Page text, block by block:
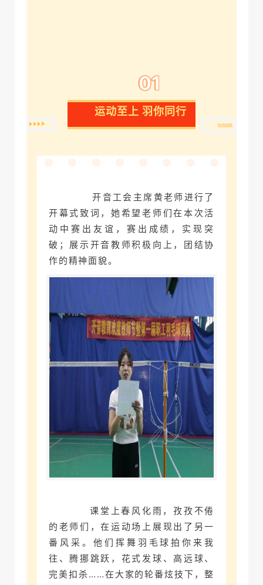
01
运动至上 羽你同行
开音工会主席黄老师进行了
开幕式致词，她希望老师们在本次活
动中赛出友谊，赛出成绩，实现突
破；展示开音教师积极向上，团结协
作的精神面貌。
课堂上春风化雨，孜孜不倦
的老师们，在运动场上展现出了另一
番风采。他们挥舞羽毛球拍你来我
往、腾挪跳跃，花式发球、高远球、
完美扣杀……在大家的轮番炫技下，整